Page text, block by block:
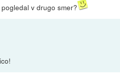
v drugo smer?